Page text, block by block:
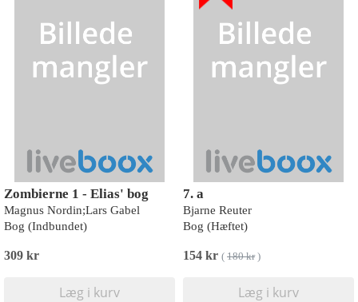
Zombierne 1 - Elias' bog
Magnus Nordin;Lars Gabel
Bog (Indbundet)
309 kr
Læg i kurv
7. a
Bjarne Reuter
Bog (Hæftet)
154 kr ( 180 kr)
Læg i kurv